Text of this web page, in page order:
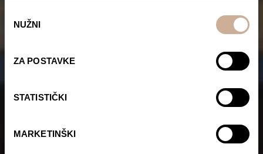
pristanka
NUŽNI
ZA POSTAVKE
STATISTIČKI
MARKETINŠKI